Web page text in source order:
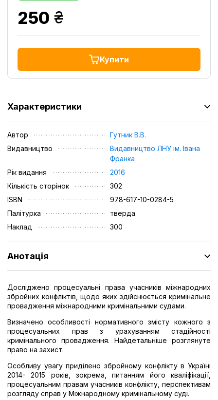
250 грн.
Купити
Характеристики
Автор
Гутник В.В.
Видавництво
Видавництво ЛНУ ім. Івана
Франка
Рік видання
2016
Кількість сторінок
302
ISBN
978-617-10-0284-5
Палітурка
тверда
Наклад
300
Анотація
Досліджено процесуальні права учасників міжнародних
збройних конфліктів, щодо яких здійснюється кримінальне
провадження міжнародними кримінальними судами.
Визначено особливості нормативного змісту кожного з
процесуальних прав з урахуванням стадійності
кримінального провадження. Найдетальніше розглянуте
право на захист.
Особливу увагу приділено збройному конфлікту в Україні
2014- 2015 років, зокрема, питанням його кваліфікації,
процесуальним правам учасників конфлікту, перспективам
розгляду справ у Міжнародному кримінальному суді.